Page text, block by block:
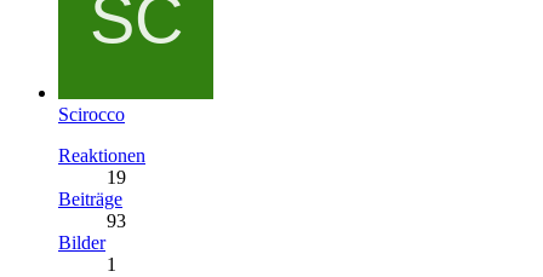
Scirocco
Reaktionen
19
Beiträge
93
Bilder
1